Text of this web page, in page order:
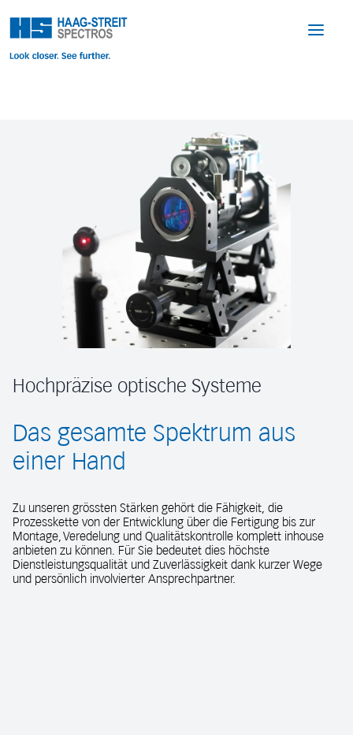
Hochpräzise optische Systeme
Das gesamte Spektrum aus
einer Hand
Zu unseren grössten Stärken gehört die Fähigkeit, die
Prozesskette von der Entwicklung über die Fertigung bis zur
Montage, Veredelung und Qualitätskontrolle komplett inhouse
anbieten zu können. Für Sie bedeutet dies höchste
Dienstleistungsqualität und Zuverlässigkeit dank kurzer Wege
und persönlich involvierter Ansprechpartner.